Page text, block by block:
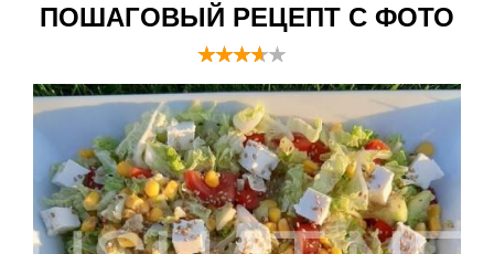
ПОШАГОВЫЙ РЕЦЕПТ С ФОТО